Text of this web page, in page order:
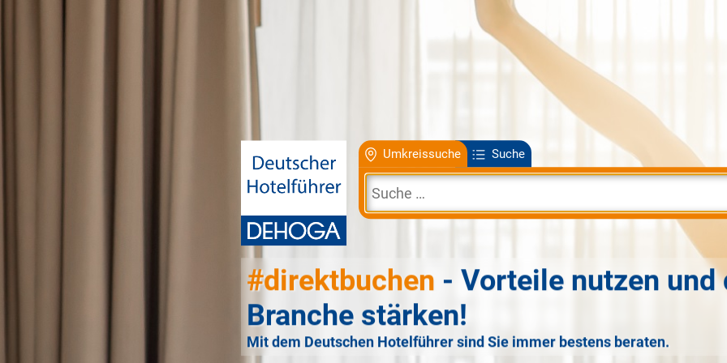
Umkreissuche Suche
#direktbuchen - Vorteile nutzen und
Branche stärken!
Mit dem Deutschen Hotelführer sind Sie immer bestens beraten.